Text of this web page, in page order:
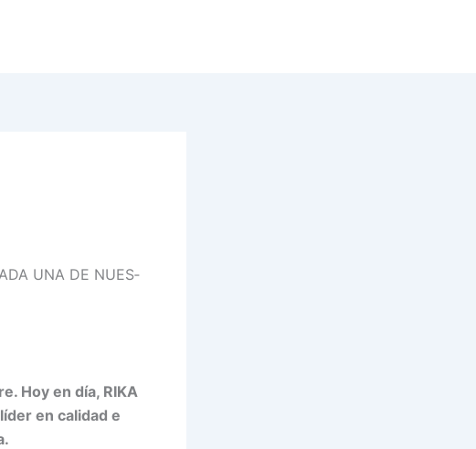
UNA DE NUES­
Hoy en día, RIKA
en calidad e